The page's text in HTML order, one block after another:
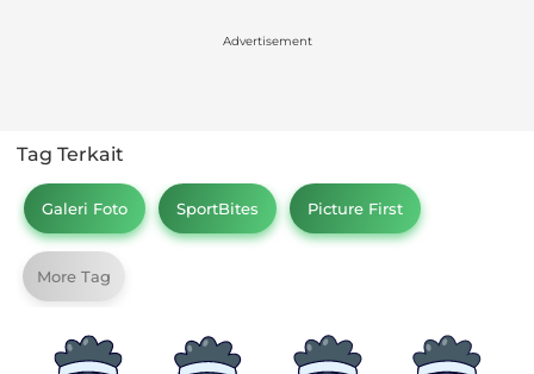
Advertisement
Tag Terkait
Galeri Foto SportBites Picture First
More Tag